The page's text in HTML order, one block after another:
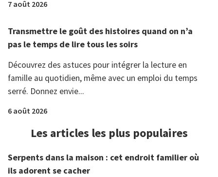
7 août 2026
Transmettre le goût des histoires quand on n’a
pas le temps de lire tous les soirs
Découvrez des astuces pour intégrer la lecture en
famille au quotidien, même avec un emploi du temps
serré. Donnez envie...
6 août 2026
Les articles les plus populaires
Serpents dans la maison : cet endroit familier où
ils adorent se cacher